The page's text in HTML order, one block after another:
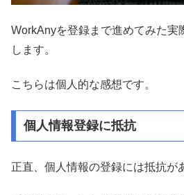
WorkAnyを登録まで進めてみた実
します。
こちらは個人的な感想です。
個人情報登録に抵抗
正直、個人情報の登録には抵抗が